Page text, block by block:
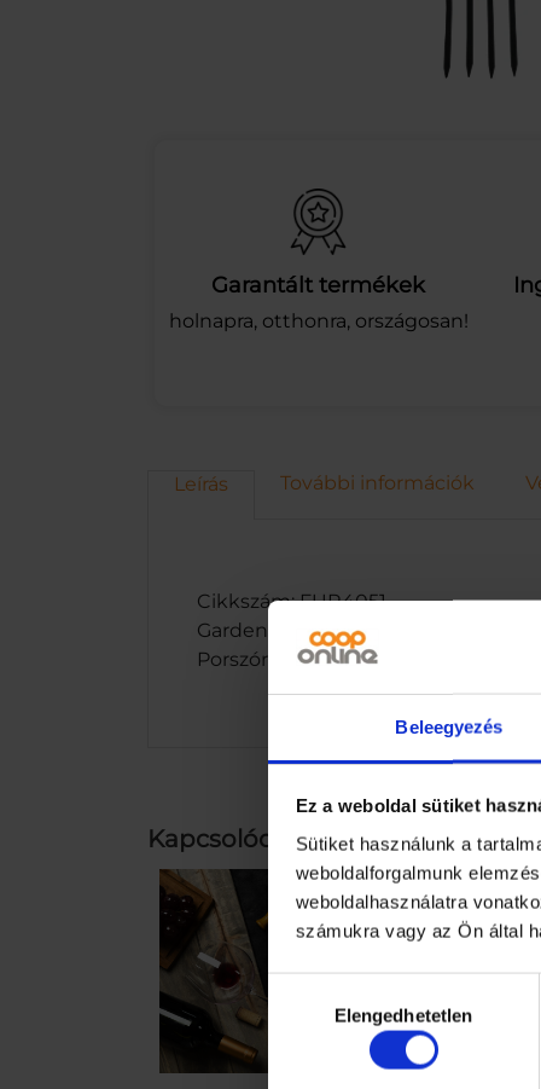
Beleegyezés
Ez a weboldal sütiket
Sütiket használunk a
weboldalforgalmunk
weboldalhasználatra
számukra vagy az Ön által
kiválasztásaElengedhetetlen
Garantált termékek
holnapra, otthonra, országosan!
Leírás További információk
Cikkszám: FUR4051
GardenLine 4 ágú kerti villa-120
Porszórt acél nyél-
Kapcsolódó termékek